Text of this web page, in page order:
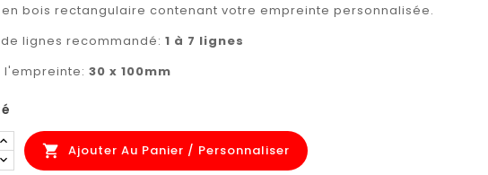
en bois rectangulaire contenant votre empreinte personnalisée.
lignes recommandé:1 à 7 lignes
l'empreinte:30 x 100mm
 Ajouter Au Panier / Personnaliser